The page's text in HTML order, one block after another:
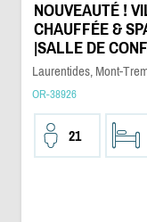
NOUVEAUTÉ !
CHAUFFÉE &
|SALLE DE
Laurentides, Mont-
OR-38926
21